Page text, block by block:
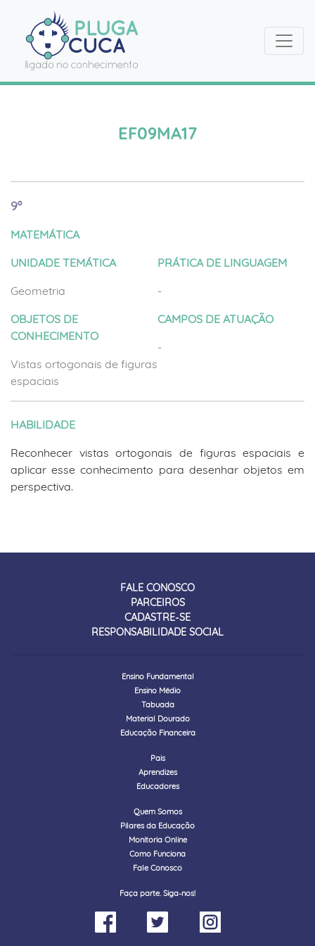
EF09MA17
9º
MATEMÁTICA
UNIDADE TEMÁTICA
Geometria
OBJETOS DE
CONHECIMENTO
Vistas ortogonais de figuras
espaciais
PRÁTICA DE LINGUAGEM
-
CAMPOS DE ATUAÇÃO
-
HABILIDADE
Reconhecer vistas ortogonais de figuras espaciais e
aplicar esse conhecimento para desenhar objetos em
perspectiva.
FALE CONOSCO
PARCEIROS
CADASTRE-SE
RESPONSABILIDADE SOCIAL
Ensino Fundamental
Ensino Médio
Tabuada
Material Dourado
Educação Financeira
Pais
Aprendizes
Educadores
Quem Somos
Pilares da Educação
Monitoria Online
Como Funciona
Fale Conosco
Faça parte. Siga-nos!